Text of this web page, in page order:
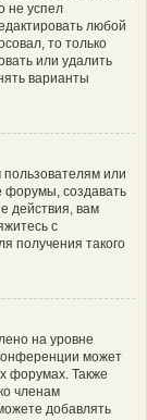
не успел
любой
то только
или удалить
варианты
или
форумы, создавать
действия, вам
с
получения такого
на уровне
может
форумах. Также
членам
добавлять